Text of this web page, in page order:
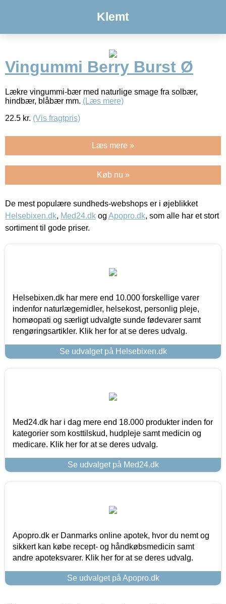
Klemt
Vingummi Berry Burst Ø
Lækre vingummi-bær med naturlige smage fra solbær,
hindbær, blåbær mm. (Læs mere)
22.5 kr. (Vis fragtpris)
Læs mere »
Køb nu »
De mest populære sundheds-webshops er i øjeblikket
Helsebixen.dk, Med24.dk og Apopro.dk, som alle har et stort
sortiment til gode priser.
Helsebixen.dk har mere end 10.000 forskellige varer
indenfor naturlægemidler, helsekost, personlig pleje,
homøopati og særligt udvalgte sunde fødevarer samt
rengøringsartikler. Klik her for at se deres udvalg.
Se udvalget på Helsebixen.dk
Med24.dk har i dag mere end 18.000 produkter inden for
kategorier som kosttilskud, hudpleje samt medicin og
medicare. Klik her for at se deres udvalg.
Se udvalget på Med24.dk
Apopro.dk er Danmarks online apotek, hvor du nemt og
sikkert kan købe recept- og håndkøbsmedicin samt
andre apoteksvarer. Klik her for at se deres udvalg.
Se udvalget på Apopro.dk